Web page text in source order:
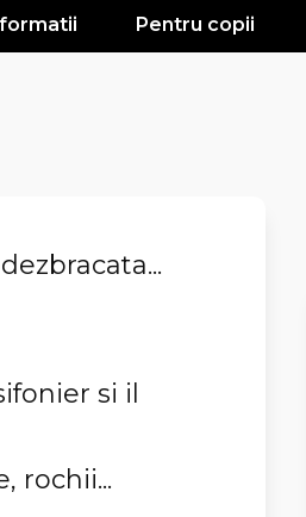
Pentru copii
si il
rochii...